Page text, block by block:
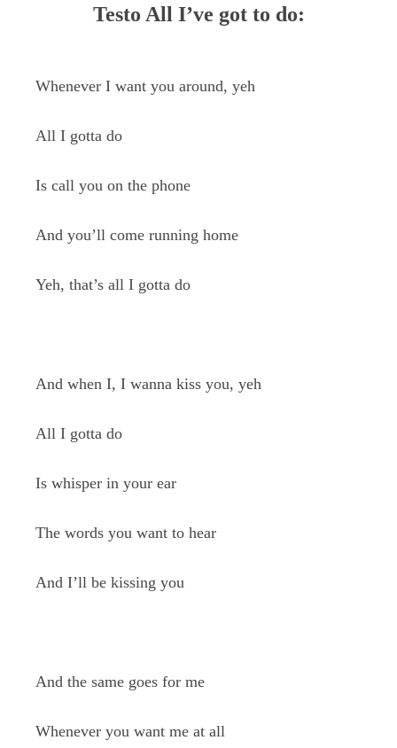
Testo All I’ve got to do:
Whenever I want you around, yeh
All I gotta do
Is call you on the phone
And you’ll come running home
Yeh, that’s all I gotta do
And when I, I wanna kiss you, yeh
All I gotta do
Is whisper in your ear
The words you want to hear
And I’ll be kissing you
And the same goes for me
Whenever you want me at all